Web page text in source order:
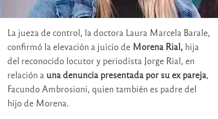
La jueza de control, la doctora Laura Marcela Barale,
confirmó la elevación a juicio de Morena Rial, hija
del reconocido locutor y periodista Jorge Rial, en
relación a una denuncia presentada por su ex pareja,
Facundo Ambrosioni, quien también es padre del
hijo de Morena.